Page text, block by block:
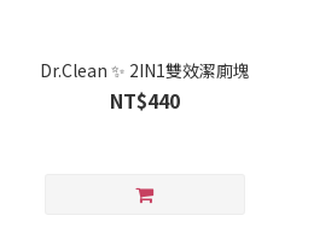
Dr.Clean ✨ 2IN1雙效潔廁塊
NT$440